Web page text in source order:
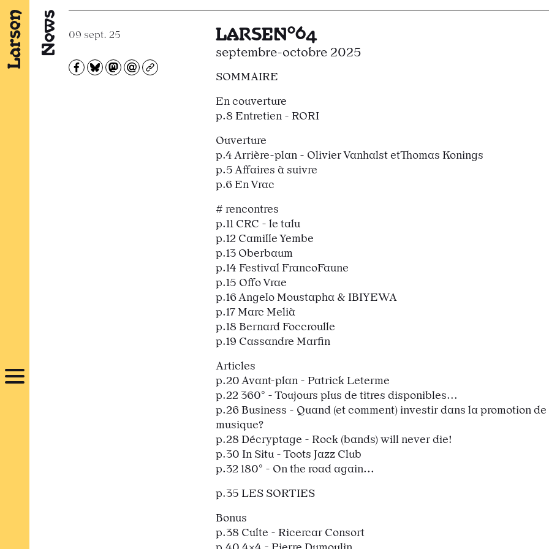
News 09 sept. 25
Partagez sur Facebook
Partager sur Bluesky
Partager sur Mastodon
Partagez par e-mail
Copiez l’url
LARSEN°64
septembre-octobre 2025
SOMMAIRE
En couverture
p.8 Entretien - RORI
Ouverture
p.4 Arrière-plan - Olivier Vanhalst etThomas Konings
p.5 Affaires à suivre
p.6 En Vrac
# rencontres
p.11 CRC - le talu
p.12 Camille Yembe
p.13 Oberbaum
p.14 Festival FrancoFaune
p.15 Offo Vrae
p.16 Angelo Moustapha & IBIYEWA
p.17 Marc Melià
p.18 Bernard Foccroulle
p.19 Cassandre Marfin
Articles
p.20 Avant-plan - Patrick Leterme
p.22 360° - Toujours plus de titres disponibles...
p.26 Business - Quand (et comment) investir dans la promotion de
musique?
p.28 Décryptage - Rock (bands) will never die!
p.30 In Situ - Toots Jazz Club
p.32 180° - On the road again...
p.35 LES SORTIES
Bonus
p.38 Culte - Ricercar Consort